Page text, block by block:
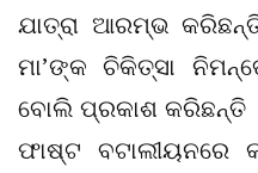
ଯାତ୍ରା ଆରମ୍ଭ
ମା’ଙ୍କ ଚିକିତ୍ସା
ବୋଲି ପ୍ରକାଶ କରିଛନ୍ତି ।
ଫାଷ୍ଟ ବଟାଲୀୟନରେ